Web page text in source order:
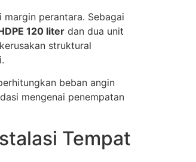
perantara. Sebagai
120 liter dan dua unit
struktural
beban angin
mengenai penempatan
Tempat